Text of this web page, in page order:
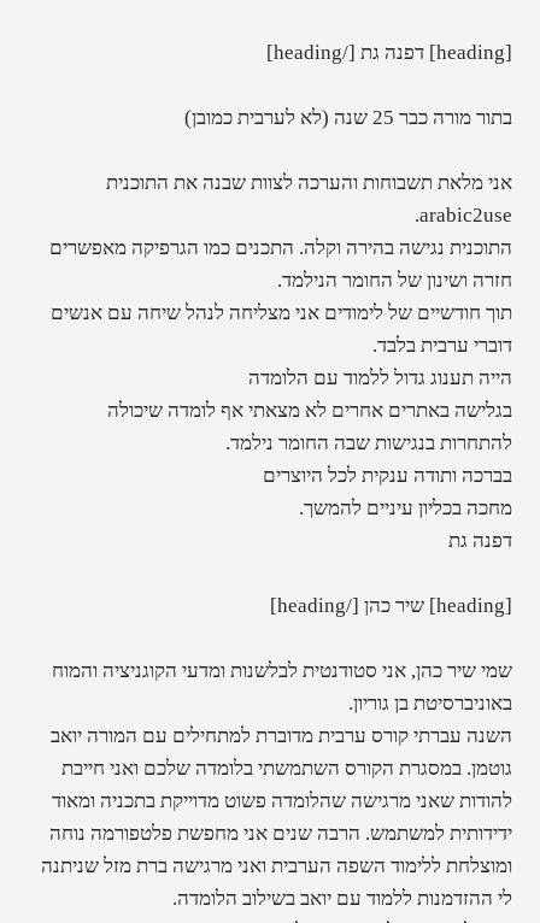
בתור מורה כבר 25 שנה (לא לערבית כמובן)
אני מלאת תשבוחות והערכה לצוות שבנה את התוכנית
arabic2use.
התוכנית נגישה בהירה וקלה. התכנים כמו הגרפיקה מאפשרים
חזרה ושינון של החומר הנילמד.
תוך חודשיים של לימודים אני מצליחה לנהל שיחה עם אנשים
דוברי ערבית בלבד.
הייה תענוג גדול ללמוד עם הלומדה
בגלישה באתרים אחרים לא מצאתי אף לומדה שיכולה
להתחרות בנגישות שבה החומר נילמד.
בברכה ותודה ענקית לכל היוצרים
מחכה בכליון עיניים להמשך.
דפנה גת
שמי שיר כהן, אני סטודנטית לבלשנות ומדעי הקוגניציה והמוח
באוניברסיטת בן גוריון.
השנה עברתי קורס ערבית מדוברת למתחילים עם המורה יואב
גוטמן. במסגרת הקורס השתמשתי בלומדה שלכם ואני חייבת
להודות שאני מרגישה שהלומדה פשוט מדוייקת בתכניה ומאוד
ידידותית למשתמש. הרבה שנים אני מחפשת פלטפורמה נוחה
ומוצלחת ללימוד השפה הערבית ואני מרגישה ברת מזל שניתנה
לי ההזדמנות ללמוד עם יואב בשילוב הלומדה.